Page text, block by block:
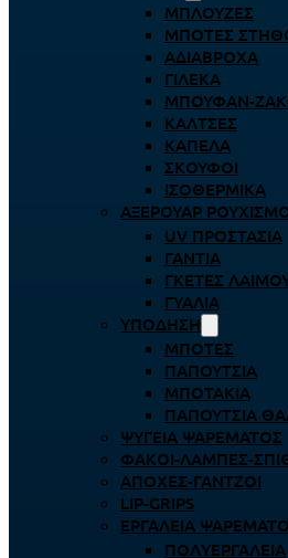
ΜΠΛΟΎΖΕΣ
ΜΠΌΤΕΣ
ΑΔΙΆΒΡΟΧΑ
ΓΙΛΈΚΑ
ΜΠΟΥΦΆΝ-
ΚΆΛΤΣΕΣ
ΚΑΠΈΛΑ
ΣΚΟΎΦΟΙ
ΙΣΟΘΕΡΜΙΚΆ
ΑΞΕΡΟΥΆΡ
UV ΠΡΟΣΤΑΣΊΑ
ΓΆΝΤΙΑ
ΓΚΈΤΕΣ
ΓΥΑΛΙΆ
ΥΠΌΔΗΣΗ
ΜΠΌΤΕΣ
ΠΑΠΟΎΤΣΙΑ
ΜΠΟΤΆΚΙΑ
ΠΑΠΟΎΤΣΙΑ
ΨΥΓΕΊΑ ΨΑΡΈΜΑΤΟΣ
ΦΑΚΟΊ-ΛΆΜΠΕΣ-
ΑΠΌΧΕΣ-ΓΆΝΤΖΟΙ
LIP-GRIPS
EΡΓΑΛΕΊΑ
ΠΟΛΥΕΡΓΑΛΕΊΑ